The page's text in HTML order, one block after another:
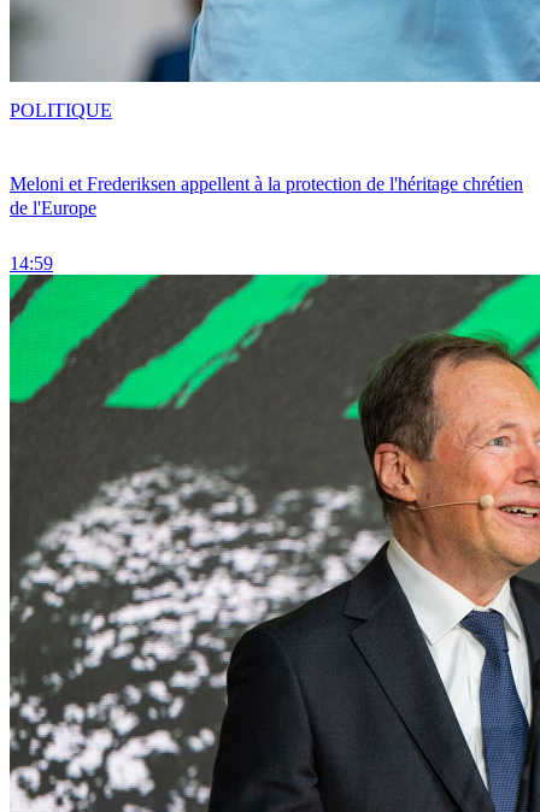
Meloni et Frederiksen appellent à la protection de l'héritage chrétien
de l'Europe
14:59
POLITIQUE